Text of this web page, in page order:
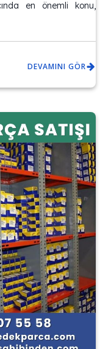
en önemli konu,
DEVAMINI GÖR